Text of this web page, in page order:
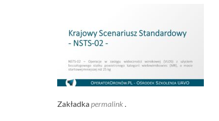
Zakładkapermalink .